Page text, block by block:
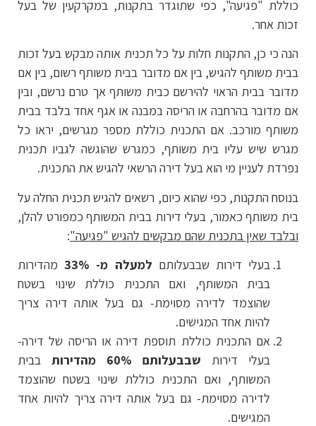
כוללת "פגיעה", כפי שתוגדר בתקנות, במקרקעין של בעל
זכות אחר.
הנה כי כן, התקנות חלות על כל תכנית אותה מבקש בעל זכות
בבית משותף להגיש, בין אם מדובר בבית משותף רשום, בין אם
מדובר בבית הראוי להירשם כבית משותף אך טרם נרשם, ובין
אם מדובר בהרחבה או הריסה במבנה או אגף אחד בלבד בבית
משותף מורכב. אם התכנית כוללת מספר מגרשים, יראו כל
מגרש שיש עליו בית משותף, כמגרש שהוגשה לגביו תכנית
נפרדת לעניין מי הוא בעל דירה הרשאי להגיש את התכנית.
בנוסח התקנות, כפי שהוא כיום, רשאים להגיש תכנית החלה על
בית משותף כאמור, בעלי דירות בבית המשותף כמפורט להלן,
ובלבד שאין בתכנית שהם מבקשים להגיש "פגיעה":
בעלי דירות שבבעלותם למעלה מ- 33%
מהדירות
בבית המשותף, ואם התכנית כוללת שינוי בשטח
שהוצמד לדירה מסוימת- גם בעל אותה דירה צריך
להיות אחד המגישים.
אם התכנית כוללת תוספת דירה או הריסה של דירה-
בעלי דירות שבבעלותם 60% מהדירות
בבית
המשותף, ואם התכנית כוללת שינוי בשטח שהוצמד
לדירה מסוימת- גם בעל אותה דירה צריך להיות אחד
המגישים.